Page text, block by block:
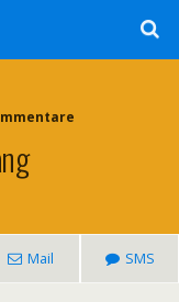
Mail SMS